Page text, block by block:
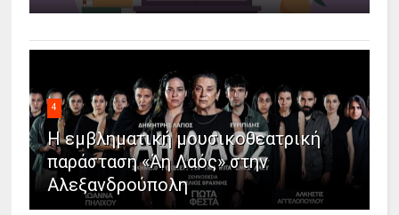
4
Η εμβληματική μουσικοθεατρική
παράσταση «Άη Λαός» στην
Αλεξανδρούπολη